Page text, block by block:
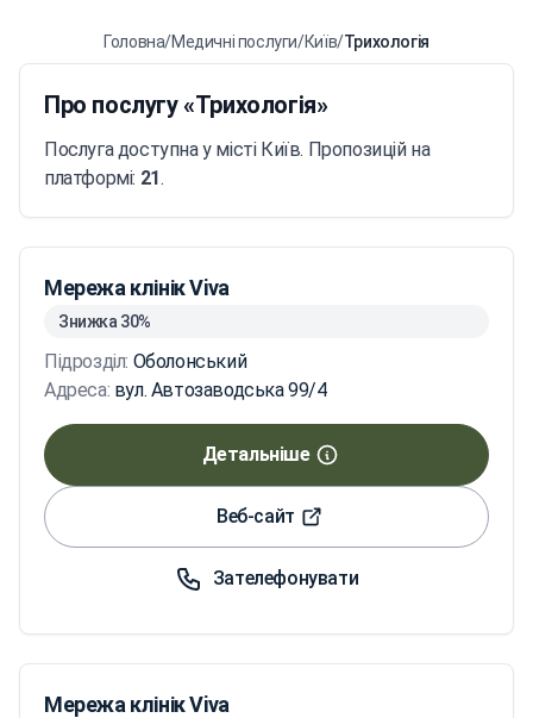
Головна/Медичні послуги/Київ/Трихологія
Про послугу «Трихологія»
Послуга доступна у місті Київ. Пропозицій на
платформі: 21.
Мережа клінік Viva
Знижка 30%
Підрозділ: Оболонський
Адреса: вул. Автозаводська 99/4
Детальніше
Веб-сайт
Зателефонувати
Мережа клінік Viva